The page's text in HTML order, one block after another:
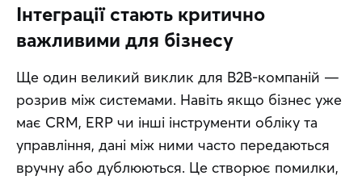
Інтеграції стають критично
важливими для бізнесу
Ще один великий виклик для B2B-компаній —
розрив між системами. Навіть якщо бізнес уже
має CRM, ERP чи інші інструменти обліку та
управління, дані між ними часто передаються
вручну або дублюються. Це створює помилки,